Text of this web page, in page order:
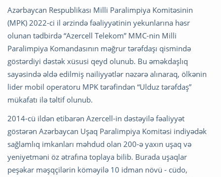
Azərbaycan Respublikası Milli Paralimpiya Komitəsinin
(MPK) 2022-ci il ərzində fəaliyyətinin yekunlarına həsr
olunan tədbirdə “Azercell Telekom” MMC-nin Milli
Paralimpiya Komandasının məğrur tərəfdaşı qismində
göstərdiyi dəstək xüsusi qeyd olunub. Bu əməkdaşlıq
sayəsində əldə edilmiş nailiyyətlər nəzərə alınaraq, ölkənin
lider mobil operatoru MPK tərəfindən “Ulduz tərəfdaş”
mükafatı ilə təltif olunub.
2014-cü ildən etibarən Azercell-in dəstəyilə fəaliyyət
göstərən Azərbaycan Uşaq Paralimpiya Komitəsi indiyədək
sağlamlıq imkanları məhdud olan 200-ə yaxın uşaq və
yeniyetməni öz ətrafına toplaya bilib. Burada uşaqlar
peşəkar məşqçilərin köməyilə 10 idman növü - cüdo,